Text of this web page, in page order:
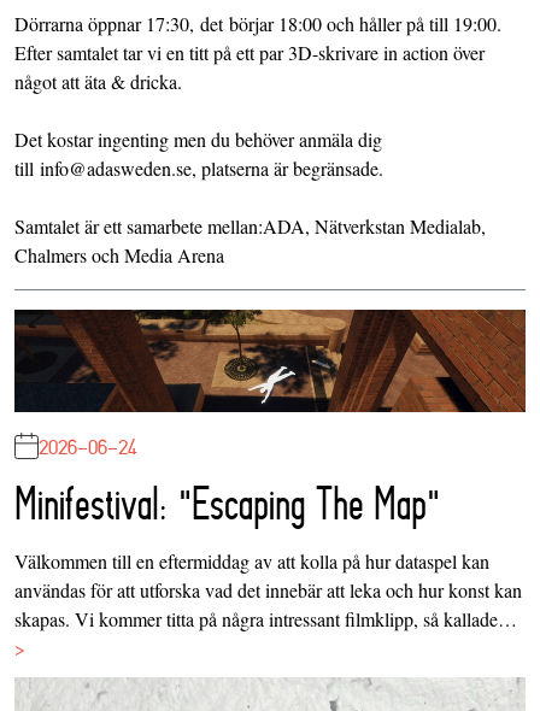
Dörrarna öppnar 17:30, det börjar 18:00 och håller på till 19:00.
Efter samtalet tar vi en titt på ett par 3D-skrivare in action över
något att äta & dricka.
Det kostar ingenting men du behöver anmäla dig
till info@adasweden.se, platserna är begränsade.
Samtalet är ett samarbete mellan:ADA, Nätverkstan Medialab,
Chalmers och Media Arena
2026-06-24
Minifestival: "Escaping The Map"
Välkommen till en eftermiddag av att kolla på hur dataspel kan
användas för att utforska vad det innebär att leka och hur konst kan
skapas. Vi kommer titta på några intressant filmklipp, så kallade…
>